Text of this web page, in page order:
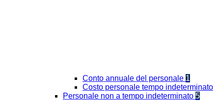
Conto annuale del personale 1
Costo personale tempo indeterminato
Personale non a tempo indeterminato 5